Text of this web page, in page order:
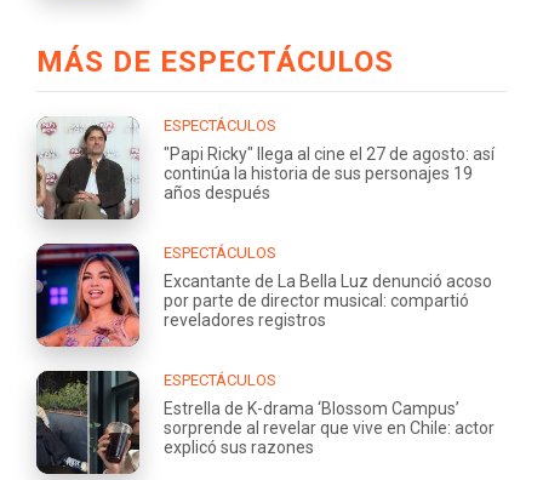
MÁS DE ESPECTÁCULOS
ESPECTÁCULOS
"Papi Ricky" llega al cine el 27 de agosto: así
continúa la historia de sus personajes 19
años después
ESPECTÁCULOS
Excantante de La Bella Luz denunció acoso
por parte de director musical: compartió
reveladores registros
ESPECTÁCULOS
Estrella de K-drama ‘Blossom Campus’
sorprende al revelar que vive en Chile: actor
explicó sus razones